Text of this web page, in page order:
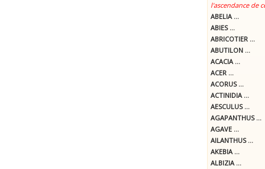
l'ascendance de
ABELIA ...
ABIES ...
ABRICOTIER ...
ABUTILON ...
ACACIA ...
ACER ...
ACORUS ...
ACTINIDIA ...
AESCULUS ...
AGAPANTHUS ...
AGAVE ...
AILANTHUS ...
AKEBIA ...
ALBIZIA ...